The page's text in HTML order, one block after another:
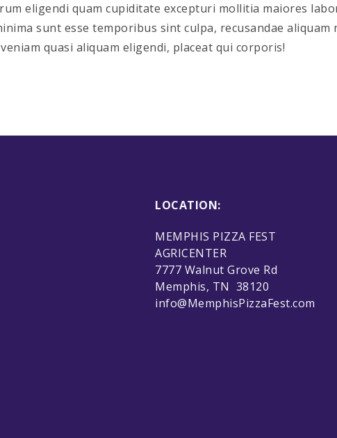
eligendi quam cupiditate excepturi mollitia maiores
sunt esse temporibus sint culpa, recusandae
quasi aliquam eligendi, placeat qui corporis!
LOCATION:
MEMPHIS PIZZA FEST
AGRICENTER
7777 Walnut Grove Rd
Memphis, TN 38120
info@MemphisPizzaFest.com